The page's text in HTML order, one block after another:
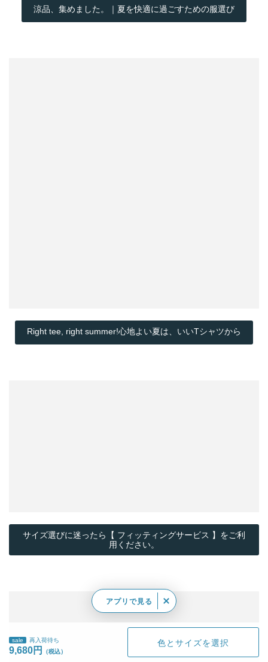
涼品、集めました。｜夏を快適に過ごすための服選び
Right tee, right summer!心地よい夏は、いいTシャツから
サイズ選びに迷ったら【 フィッティングサービス 】をご利
用ください。
sale 再入荷待ち
9,680円
色とサイズを選択
アプリで見る